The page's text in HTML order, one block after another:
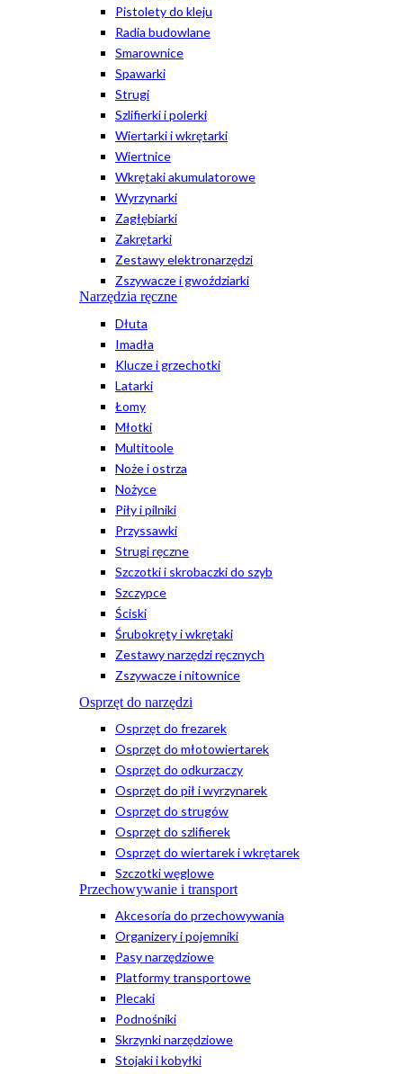
Pistolety do kleju
Radia budowlane
Smarownice
Spawarki
Strugi
Szlifierki i polerki
Wiertarki i wkrętarki
Wiertnice
Wkrętaki akumulatorowe
Wyrzynarki
Zagłębiarki
Zakrętarki
Zestawy elektronarzędzi
Zszywacze i gwoździarki
Narzędzia ręczne
Dłuta
Imadła
Klucze i grzechotki
Latarki
Łomy
Młotki
Multitoole
Noże i ostrza
Nożyce
Piły i pilniki
Przyssawki
Strugi ręczne
Szczotki i skrobaczki do szyb
Szczypce
Ściski
Śrubokręty i wkrętaki
Zestawy narzędzi ręcznych
Zszywacze i nitownice
Osprzęt do narzędzi
Osprzęt do frezarek
Osprzęt do młotowiertarek
Osprzęt do odkurzaczy
Osprzęt do pił i wyrzynarek
Osprzęt do strugów
Osprzęt do szlifierek
Osprzęt do wiertarek i wkrętarek
Szczotki węglowe
Przechowywanie i transport
Akcesoria do przechowywania
Organizery i pojemniki
Pasy narzędziowe
Platformy transportowe
Plecaki
Podnośniki
Skrzynki narzędziowe
Stojaki i kobyłki